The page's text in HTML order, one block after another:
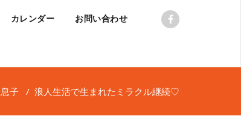
カレンダー お問い合わせ
息子 / 浪人生活で生まれたミラクル継続♡